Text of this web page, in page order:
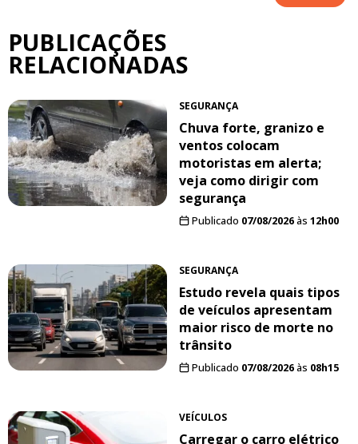
PUBLICAÇÕES
RELACIONADAS
SEGURANÇA
Chuva forte, granizo e
ventos colocam
motoristas em alerta;
veja como dirigir com
segurança
Publicado 07/08/2026às 12h00
SEGURANÇA
Estudo revela quais tipos
de veículos apresentam
maior risco de morte no
trânsito
Publicado 07/08/2026às 08h15
VEÍCULOS
Carregar o carro elétrico